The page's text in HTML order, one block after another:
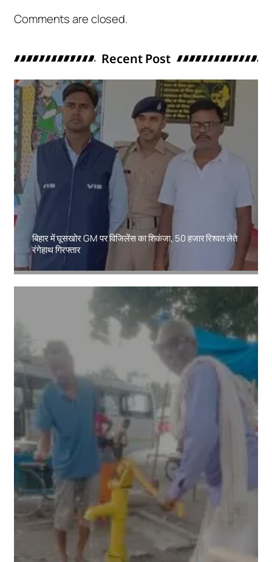
Comments are closed.
Recent Post
बिहार में घूसखोर GM पर विजिलेंस का शिकंजा, 50 हजार रिश्वत लेते
रंगेहाथ गिरफ्तार